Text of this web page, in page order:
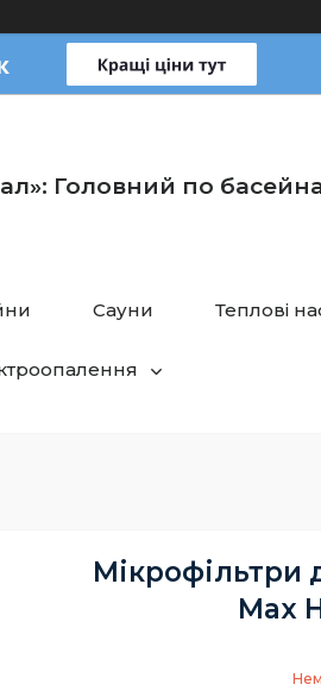
Головний по
Сауни Теплові
Мікрофільтри
Max